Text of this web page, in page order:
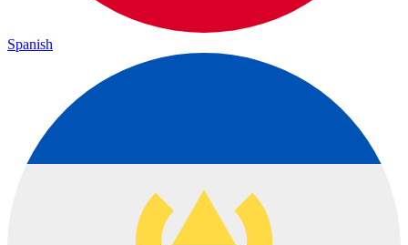
Spanish